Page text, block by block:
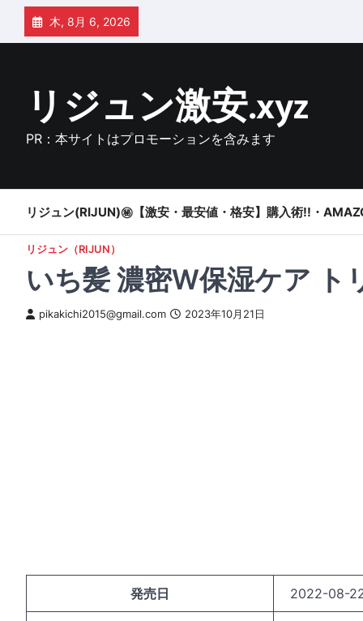
Skip
content
木, 8月 6, 2026
リジュン激安.xyz
PR：本サイトはプロモーションを含みます
リジュン(RIJUN)㊙【激安・最安値・格安】購入術!!・
リジュン（RIJUN）
いち髪 濃密W保湿ケア ト
pikakichi2015@gmail.com 2023年10月21日
発売日 2022-08-